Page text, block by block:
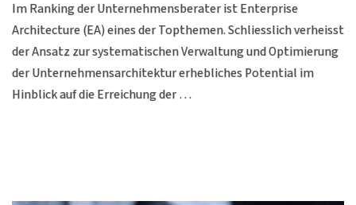
Im Ranking der Unternehmensberater ist Enterprise
Architecture (EA) eines der Topthemen. Schliesslich verheisst
der Ansatz zur systematischen Verwaltung und Optimierung
der Unternehmensarchitektur erhebliches Potential im
Hinblick auf die Erreichung der …